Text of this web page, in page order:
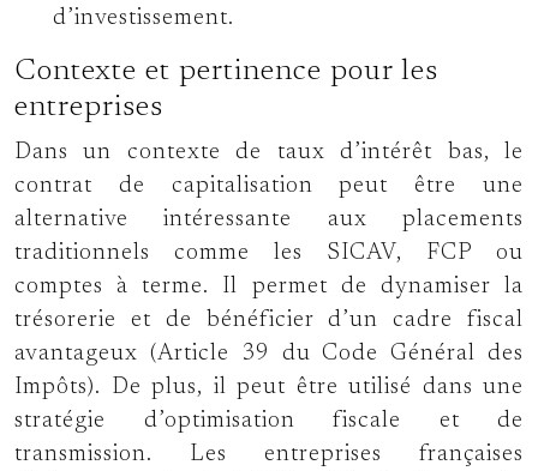
d’investissement.
Contexte et pertinence pour les
entreprises
Dans un contexte de taux d’intérêt bas, le
contrat de capitalisation peut être une
alternative intéressante aux placements
traditionnels comme les SICAV, FCP ou
comptes à terme. Il permet de dynamiser la
trésorerie et de bénéficier d’un cadre fiscal
avantageux (Article 39 du Code Général des
Impôts). De plus, il peut être utilisé dans une
stratégie d’optimisation fiscale et de
transmission. Les entreprises françaises